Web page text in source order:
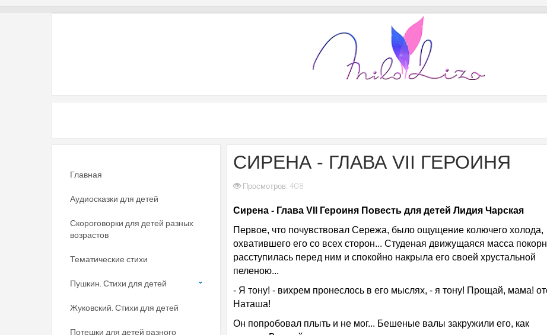
СИРЕНА - ГЛАВА VII ГЕРОИНЯ
Просмотров: 408
Сирена - Глава VII Героиня Повесть для детей Лидия Чарская
Первое, что почувствовал Сережа, было ощущение колючего холода,
охватившего его со всех сторон... Студеная движущаяся масса
расступилась перед ним и спокойно накрыла его своей хрустальной
пеленою...
- Я тону! - вихрем пронеслось в его мыслях, - я тону! Прощай, мама!
Наташа!
Он попробовал плыть и не мог... Бешеные валы закружили его, как
Главная
Аудиосказки для детей
Скороговорки для детей разных
возрастов
Тематические стихи
Пушкин. Стихи для детей
Жуковский. Стихи для детей
Потешки для детей разного